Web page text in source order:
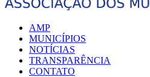
AMP
MUNICÍPIOS
NOTÍCIAS
TRANSPARÊNCIA
CONTATO